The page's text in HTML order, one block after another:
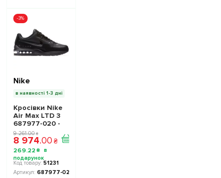
-3%
Nike
в наявності 1-3 дні
Кросівки Nike
Air Max LTD 3
687977-020 -
Офіційна
Продукція
9 261.00 ₴
8 974.00 ₴
269.22 ₴
51231
687977-020